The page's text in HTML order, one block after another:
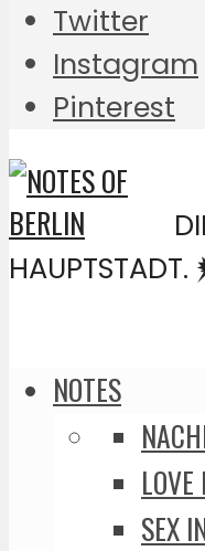
Twitter
Instagram
Pinterest
NOTES
SEX